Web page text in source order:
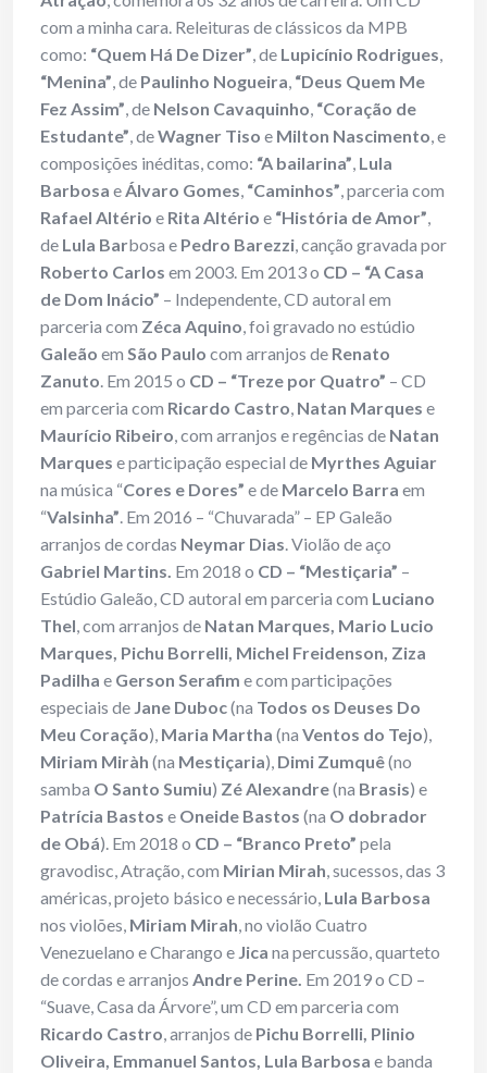
com a minha cara. Releituras de clássicos da MPB
como: “Quem Há De Dizer”, de Lupicínio Rodrigues,
“Menina”, de Paulinho Nogueira, “Deus Quem Me
Fez Assim”, de Nelson Cavaquinho, “Coração de
Estudante”, deWagner Tiso e Milton Nascimento, e
composições inéditas, como: “A bailarina”, Lula
Barbosa eÁlvaro Gomes, “Caminhos”, parceria com
Rafael Altério e Rita Altério e “História de Amor”,
de Lula Barbosa e Pedro Barezzi, canção gravada por
Roberto Carlos em 2003. Em 2013 o CD – “A Casa
de Dom Inácio” – Independente, CD autoral em
parceria com Zéca Aquino, foi gravado no estúdio
Galeão em São Paulo com arranjos de Renato
Zanuto. Em 2015 o CD – “Treze por Quatro” – CD
em parceria com Ricardo Castro, Natan Marques e
Maurício Ribeiro, com arranjos e regências de Natan
Marques e participação especial de Myrthes Aguiar
na música “Cores e Dores” e de Marcelo Barra em
“Valsinha”. Em 2016 – “Chuvarada” – EP Galeão
arranjos de cordas Neymar Dias. Violão de aço
Gabriel Martins. Em 2018 o CD – “Mestiçaria” –
Estúdio Galeão, CD autoral em parceria com Luciano
Thel, com arranjos de Natan Marques, Mario Lucio
Marques, Pichu Borrelli, Michel Freidenson, Ziza
Padilha e Gerson Serafim e com participações
especiais de Jane Duboc(na Todos os Deuses Do
Meu Coração), Maria Martha (na Ventos do Tejo),
Miriam Miràh (na Mestiçaria), Dimi Zumquê(no
samba O Santo Sumiu) Zé Alexandre(na Brasis) e
Patrícia Bastos e Oneide Bastos (na O dobrador
de Obá). Em 2018 o CD – “Branco Preto” pela
gravodisc, Atração, com Mirian Mirah, sucessos, das 3
américas, projeto básico e necessário, Lula Barbosa
nos violões, Miriam Mirah, no violão Cuatro
Venezuelano e Charango e Jica na percussão, quarteto
de cordas e arranjos Andre Perine. Em 2019 o CD –
“Suave, Casa da Árvore”, um CD em parceria com
Ricardo Castro, arranjos de Pichu Borrelli, Plinio
Oliveira, Emmanuel Santos, Lula Barbosa e banda